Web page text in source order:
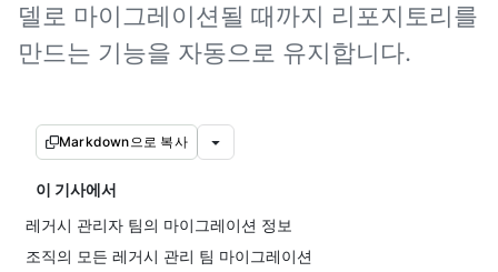
델로 마이그레이션될 때까지 리포지토리를
만드는 기능을 자동으로 유지합니다.
Markdown으로 복사
이 기사에서
레거시 관리자 팀의 마이그레이션 정보
조직의 모든 레거시 관리 팀 마이그레이션